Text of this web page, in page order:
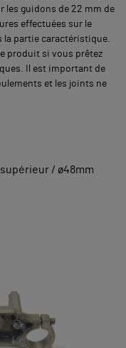
les guidons de 22 mm de
effectuées sur le
partie caractéristique.
produit si vous prêtez
Il est important de
et les joints ne
/ ø48mm